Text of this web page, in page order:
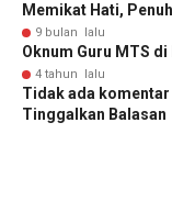
Memikat Hati,
9 bulan lalu
Oknum Guru MTS
4 tahun lalu
Tidak ada komentar
Tinggalkan Balasan